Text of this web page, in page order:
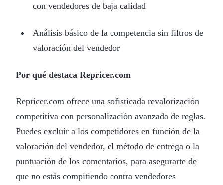
con vendedores de baja calidad
Análisis básico de la competencia sin filtros de
valoración del vendedor
Por qué destaca Repricer.com
Repricer.com ofrece una sofisticada revalorización
competitiva con personalización avanzada de reglas.
Puedes excluir a los competidores en función de la
valoración del vendedor, el método de entrega o la
puntuación de los comentarios, para asegurarte de
que no estás compitiendo contra vendedores